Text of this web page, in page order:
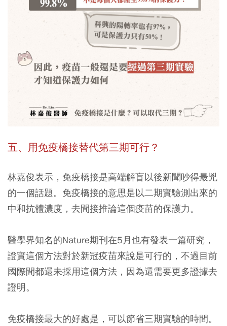
五、用免疫橋接替代第三期可行？
林嘉俊表示，免疫橋接是高端解盲以後新聞吵得最兇
的一個話題。免疫橋接的意思是以二期實驗測出來的
中和抗體濃度，去間接推論這個疫苗的保護力。
醫學界知名的Nature期刊在5月也有發表一篇研究，
證實這個方法對於新冠疫苗來說是可行的，不過目前
國際間都還未採用這個方法，因為還需要更多證據去
證明。
免疫橋接最大的好處是，可以節省三期實驗的時間。